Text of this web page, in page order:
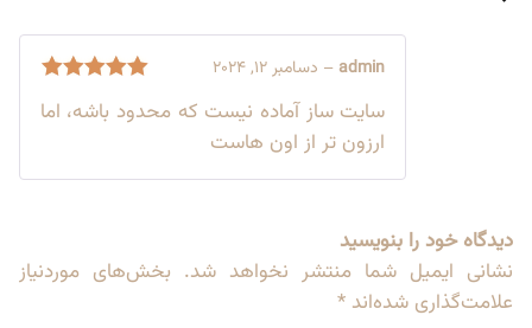
admin
– دسامبر 12, 2024
سایت ساز آماده نیست که محدود باشه، اما
ارزون تر از اون هاست
دیدگاه خود را بنویسید
نشانی ایمیل شما منتشر نخواهد شد. بخش‌های موردنیاز
علامت‌گذاری شده‌اند *